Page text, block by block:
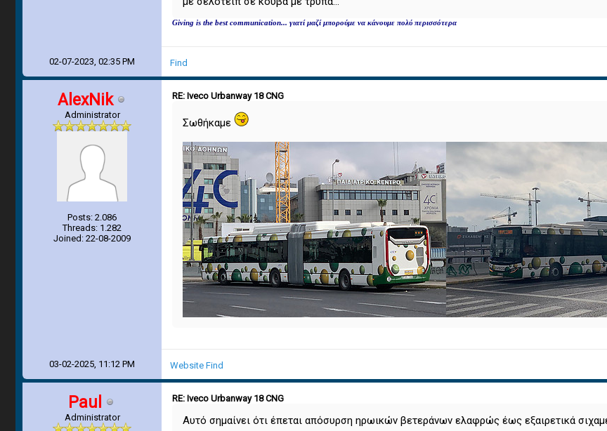
Giving is the best communication... γιατί μαζί μπορούμε να κάνουμε πολύ περισσότερα
02-07-2023, 02:35 PM Find
AlexNik
Administrator
Posts: 2.086
Threads: 1.282
Joined: 22-08-2009
RE: Iveco Urbanway 18 CNG
Σωθήκαμε
03-02-2025, 11:12 PM Website Find
Paul
Administrator
RE: Iveco Urbanway 18 CNG
Αυτό σημαίνει ότι έπεται απόσυρση ηρωικών βετεράνων ελαφρώς έως εξαιρετικά